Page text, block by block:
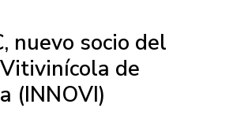
nuevo socio del
de
(INNOVI)